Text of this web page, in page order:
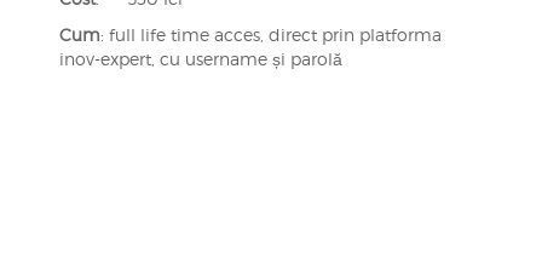
Cum: full life time acces, direct prin platforma
inov-expert, cu username și parolă